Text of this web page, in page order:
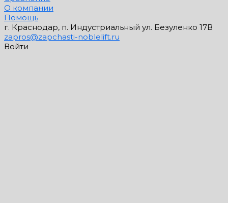
О компании
Помощь
г. Краснодар, п. Индустриальный ул. Безуленко 17В
zapros@zapchasti-noblelift.ru
Войти